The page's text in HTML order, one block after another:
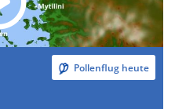
Pollenflug heute